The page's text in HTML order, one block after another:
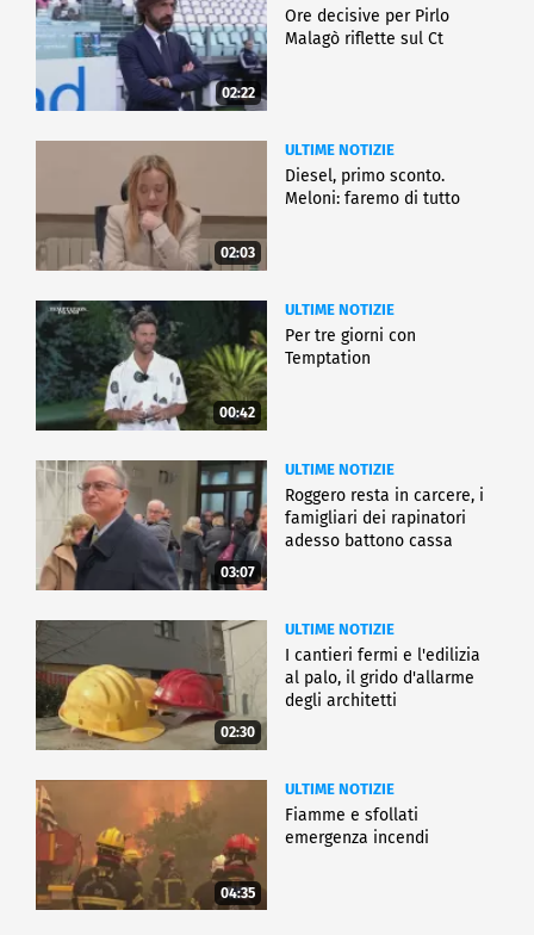
02:22
Ore decisive per Pirlo
Malagò riflette sul Ct
02:03
ULTIME NOTIZIE
Diesel, primo sconto.
Meloni: faremo di tutto
00:42
ULTIME NOTIZIE
Per tre giorni con
Temptation
03:07
ULTIME NOTIZIE
Roggero resta in carcere, i
famigliari dei rapinatori
adesso battono cassa
02:30
ULTIME NOTIZIE
I cantieri fermi e l'edilizia
al palo, il grido d'allarme
degli architetti
04:35
ULTIME NOTIZIE
Fiamme e sfollati
emergenza incendi